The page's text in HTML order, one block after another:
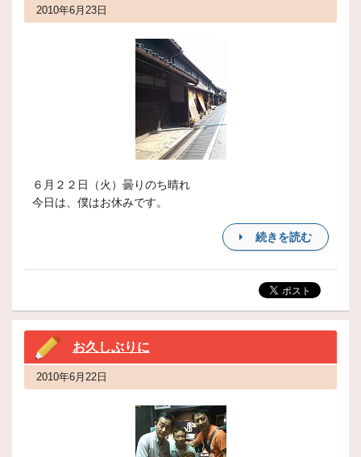
2010年6月23日
６月２２日（火）曇りのち晴れ
今日は、僕はお休みです。
続きを読む
お久しぶりに
2010年6月22日